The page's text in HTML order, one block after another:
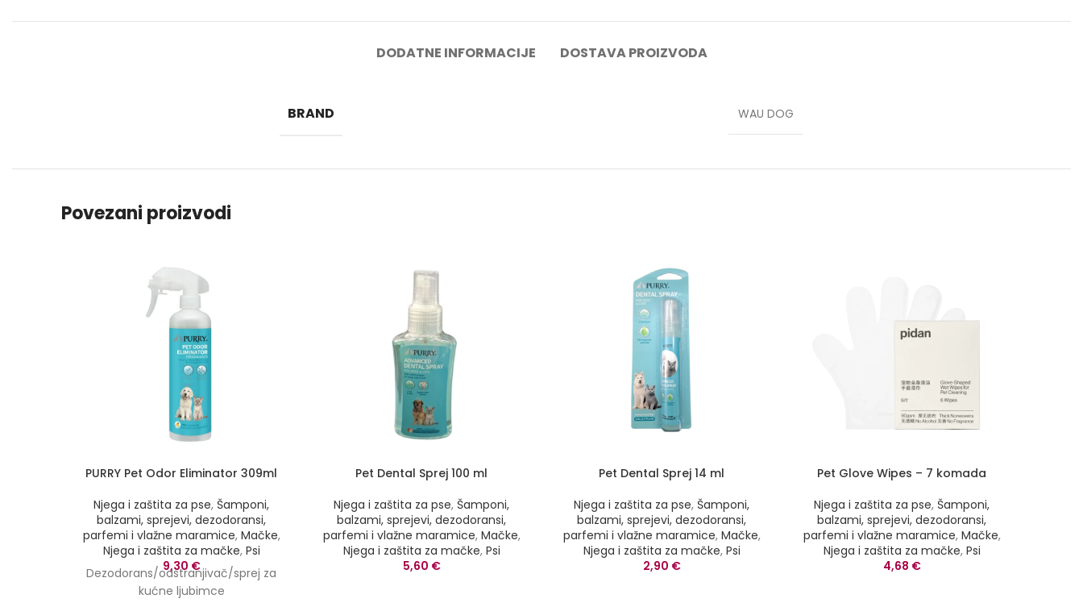
DODATNE INFORMACIJE DOSTAVA PROIZVODA
BRAND WAU DOG
Povezani proizvodi
PURRY Pet Odor Eliminator 309ml
Njega i zaštita za pse, Šamponi,
balzami, sprejevi, dezodoransi,
parfemi i vlažne maramice, Mačke,
Njega i zaštita za mačke, Psi
9,30 €
Dezodorans/odstranjivač/sprej za
kućne ljubimce
Pet Dental Sprej 100 ml
Njega i zaštita za pse, Šamponi,
balzami, sprejevi, dezodoransi,
parfemi i vlažne maramice, Mačke,
Njega i zaštita za mačke, Psi
5,60 €
Pet Dental Sprej 14 ml
Njega i zaštita za pse, Šamponi,
balzami, sprejevi, dezodoransi,
parfemi i vlažne maramice, Mačke,
Njega i zaštita za mačke, Psi
2,90 €
Pet Glove Wipes – 7 komada
Njega i zaštita za pse, Šamponi,
balzami, sprejevi, dezodoransi,
parfemi i vlažne maramice, Mačke,
Njega i zaštita za mačke, Psi
4,68 €